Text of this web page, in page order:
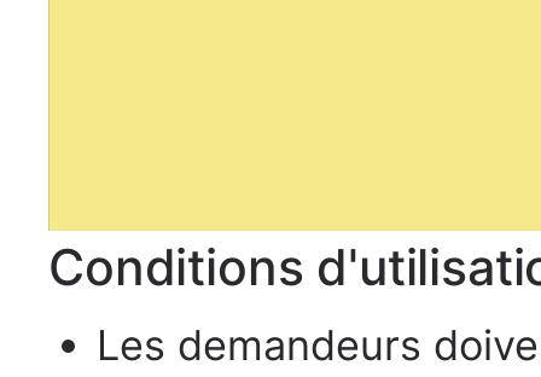
Conditions
Les demandeurs